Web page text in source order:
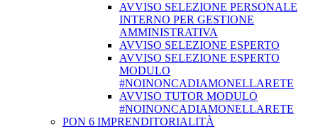
AVVISO SELEZIONE PERSONALE
INTERNO PER GESTIONE
AMMINISTRATIVA
AVVISO SELEZIONE ESPERTO
AVVISO SELEZIONE ESPERTO
MODULO
#NOINONCADIAMONELLARETE
AVVISO TUTOR MODULO
#NOINONCADIAMONELLARETE
PON 6 IMPRENDITORIALITÀ